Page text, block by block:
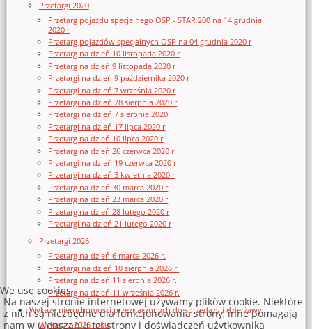
Przetargi 2020
Przetarg pojazdu specjalnego OSP - STAR 200 na 14 grudnia
2020 r
Przetarg pojazdów specjalnych OSP na 04 grudnia 2020 r
Przetarg na dzień 10 listopada 2020 r
Przetarg na dzień 9 listopada 2020 r
Przetargi na dzień 9 października 2020 r
Przetargi na dzień 7 września 2020 r
Przetargi na dzień 28 sierpnia 2020 r
Przetargi na dzień 7 sierpnia 2020
Przetargi na dzień 17 lipca 2020 r
Przetarg na dzień 10 lipca 2020 r
Przetarg na dzień 26 czerwca 2020 r
Przetargi na dzień 19 czerwca 2020 r
Przetargi na dzień 3 kwietnia 2020 r
Przetarg na dzień 30 marca 2020 r
Przetarg na dzień 23 marca 2020 r
Przetarg na dzień 28 lutego 2020 r
Przetargi na dzień 21 lutego 2020 r
Przetargi 2026
Przetarg na dzień 6 marca 2026 r.
Przetargi na dzień 10 sierpnia 2026 r.
Przetarg na dzień 11 sierpnia 2026 r.
Przetarg na dzień 11 września 2026 r.
Wykazy nieruchomości przeznaczonych do sprzedaży i dzierżawy
Wykazy z 2026 roku
We use cookies
Na naszej stronie internetowej używamy plików cookie. Niektóre
z nich są niezbędne dla funkcjonowania strony, inne pomagają
nam w ulepszaniu tej strony i doświadczeń użytkownika